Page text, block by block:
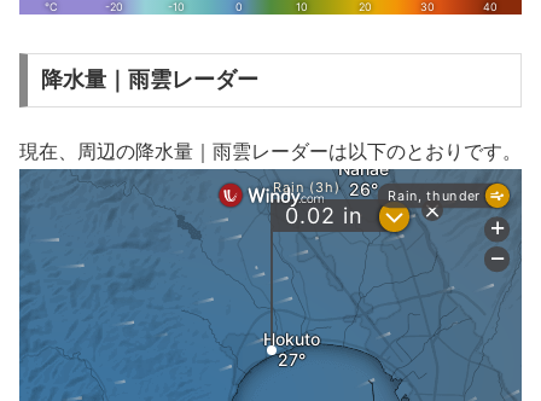
降水量｜雨雲レーダー
現在、周辺の降水量｜雨雲レーダーは以下のとおりです。